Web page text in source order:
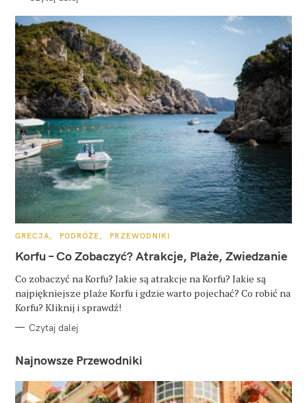
K
T
E
O
R
I
GRECJA PODRÓŻE PRZEWODNIKI
Korfu – Co Zobaczyć? Atrakcje, Plaże, Zwiedzanie
Co zobaczyć na Korfu? Jakie są atrakcje na Korfu? Jakie są
najpiękniejsze plaże Korfu i gdzie warto pojechać? Co robić na
Korfu? Kliknij i sprawdź!
Czytaj dalej
Najnowsze Przewodniki